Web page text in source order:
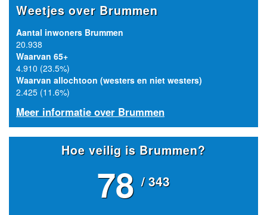
Weetjes over Brummen
Aantal inwoners Brummen
20.938
Waarvan 65+
4.910 (23.5%)
Waarvan allochtoon (westers en niet westers)
2.425 (11.6%)
Meer informatie over Brummen
Hoe veilig is Brummen?
78 / 343